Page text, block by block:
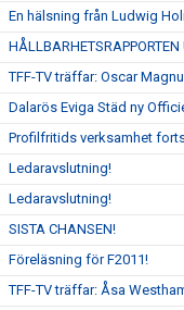
En hälsning från Ludwig
HÅLLBARHETSRAPPORTEN
TFF-TV träffar: Oscar
Dalarös Eviga Städ ny
Profilfritids verksamhet
Ledaravslutning!
Ledaravslutning!
SISTA CHANSEN!
Föreläsning för F2011!
TFF-TV träffar: Åsa